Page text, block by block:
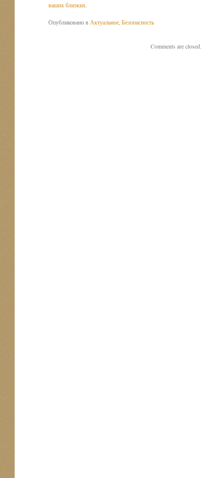
ваших близких.
Опубликовано в Актуальное Безопасность
Comments are closed.